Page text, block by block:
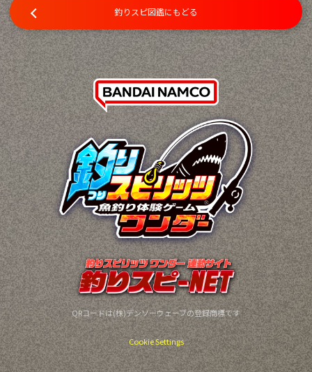
釣りスピ図鑑にもどる
QRコードは(株)デンソーウェーブの登録商標です
Cookie Settings